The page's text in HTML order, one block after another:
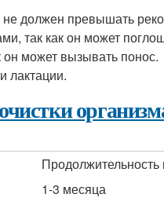
должен превышать
так как он может
он может вызывать понос.
лактации.
очистки
1-3 месяца